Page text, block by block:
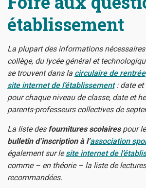
établissement
La plupart des informations
collège, du lycée général et
se trouvent dans la circulaire de rentrée
site internet de l’établissement: date et
pour chaque niveau de classe, date et
parents-professeurs collectives de
La liste des fournitures scolairespour
bulletin d’inscription à l’association
également sur lesite internet de
comme – en théorie – la liste de lectures
recommandées.